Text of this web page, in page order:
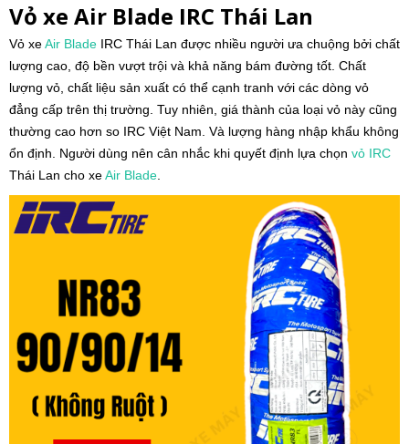
Vỏ xe Air Blade IRC Thái Lan
Vỏ xeAir Blade IRC Thái Lan được nhiều người ưa chuộng bởi chất
lượng cao, độ bền vượt trội và khả năng bám đường tốt. Chất
lượng vỏ, chất liệu sản xuất có thể cạnh tranh với các dòng vỏ
đẳng cấp trên thị trường. Tuy nhiên, giá thành của loại vỏ này cũng
thường cao hơn so IRC Việt Nam. Và lượng hàng nhập khẩu không
ổn định. Người dùng nên cân nhắc khi quyết định lựa chọn vỏ IRC
Thái Lan cho xeAir Blade.